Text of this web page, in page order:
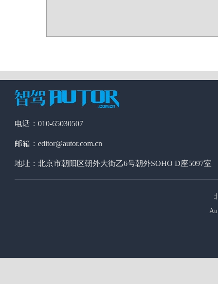
电话：010-65030507
邮箱：editor@autor.com.cn
地址：北京市朝阳区朝外大街乙6号朝外SOHO D座5097室